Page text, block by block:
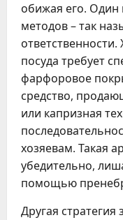
обижая его. Один
методов – так
посуда требует
фарфоровое
средство,
или капризная
хозяевам. Такая
убедительно,
помощью
Другая